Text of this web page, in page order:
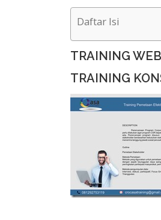
Daftar Isi
TRAINING
TRAINING